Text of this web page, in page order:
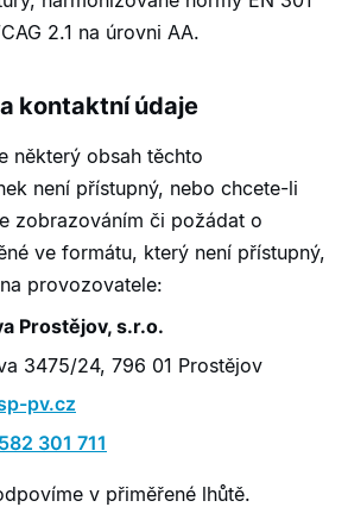
2.1 na úrovni AA.
kontaktní údaje
některý obsah těchto
není přístupný, nebo chcete-li
zobrazováním či požádat o
ve formátu, který není přístupný,
provozovatele:
Prostějov, s.r.o.
3475/24, 796 01 Prostějov
pv.cz
301 711
v přiměřené lhůtě.